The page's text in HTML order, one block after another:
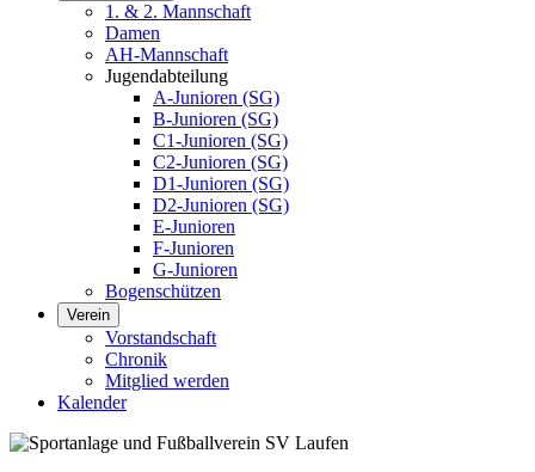
1. & 2. Mannschaft
Damen
AH-Mannschaft
Jugendabteilung
A-Junioren (SG)
B-Junioren (SG)
C1-Junioren (SG)
C2-Junioren (SG)
D1-Junioren (SG)
D2-Junioren (SG)
E-Junioren
F-Junioren
G-Junioren
Bogenschützen
Verein
Vorstandschaft
Chronik
Mitglied werden
Kalender